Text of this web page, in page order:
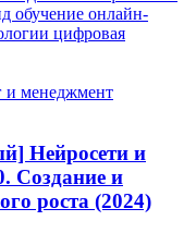
обучение онлайн-
цифровая
и менеджмент
Нейросети и
Создание и
роста (2024)